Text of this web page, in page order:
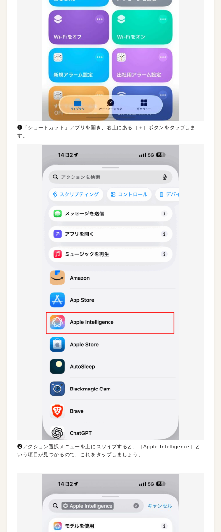
❶「ショートカット」アプリを開き、右上にある［＋］ボタンをタップしま
す。
❷アクション選択メニューを上にスワイプすると、［Apple Intelligence］と
いう項目が見つかるので、これをタップしましょう。